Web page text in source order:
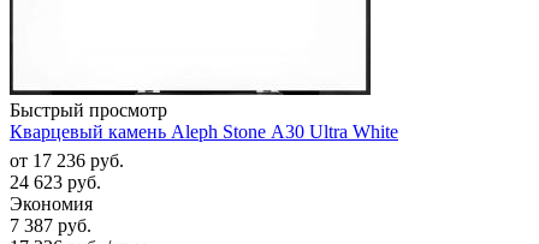
Быстрый просмотр
Кварцевый камень Aleph Stone А30 Ultra White
от 17 236 руб.
24 623 руб.
Экономия
7 387 руб.